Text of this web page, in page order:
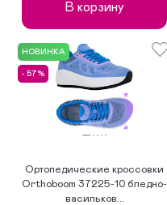
В корзину
НОВИНКА
- 57%
Ортопедические кроссовки
Orthoboom 37225-10 бледно-
васильков...